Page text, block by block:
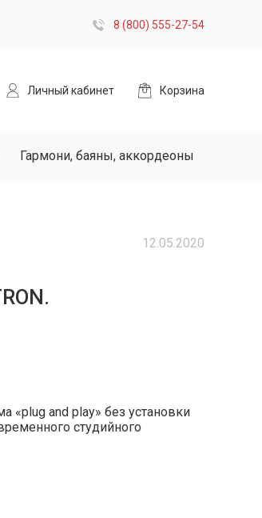
8 (800) 555-27-54
Личный кабинет Корзина
Гармони, баяны, аккордеоны
12.05.2020
«plug and play» без установки
студийного